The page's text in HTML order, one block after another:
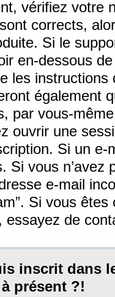
vérifiez votre
corrects,
Si le
en-dessous
les
également
par vous-
ouvrir une
Si un
Si vous n’avez
e-mail
Si vous
essayez de
inscrit dans
présent ?!